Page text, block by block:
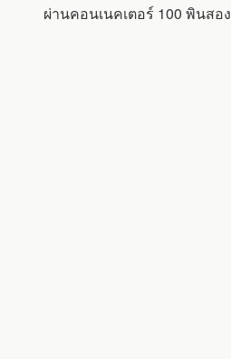
ผ่านคอนเนคเตอร์ 100 พินสอ